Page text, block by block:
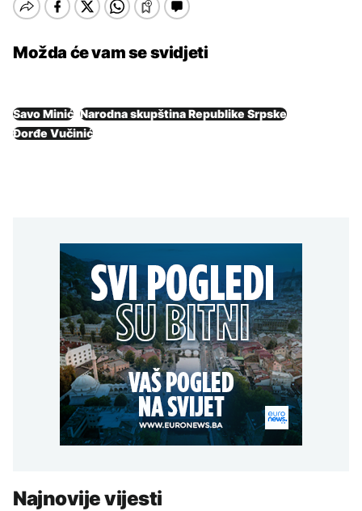
Možda će vam se svidjeti
Savo Minić Narodna skupština Republike Srpske
Đorđe Vučinić
Najnovije vijesti